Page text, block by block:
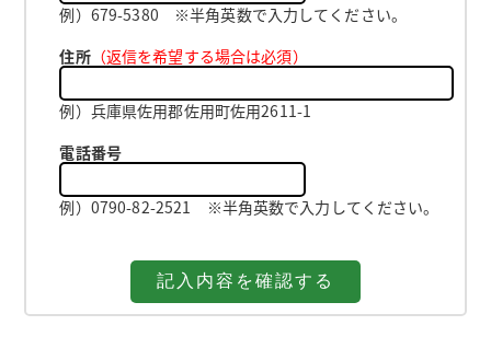
例）679-5380 ※半角英数で入力してください。
住所（返信を希望する場合は必須）
例）兵庫県佐用郡佐用町佐用2611-1
電話番号
例）0790-82-2521 ※半角英数で入力してください。